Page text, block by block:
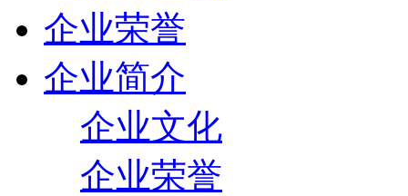
企业荣誉
企业简介
企业文化
企业荣誉